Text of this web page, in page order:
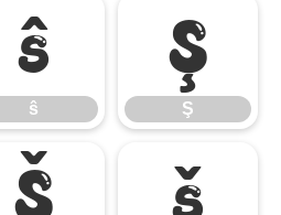
ŝ
ŝ
Ş
Ş